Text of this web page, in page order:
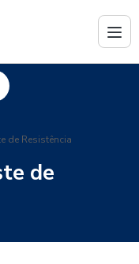
de Resistência
de